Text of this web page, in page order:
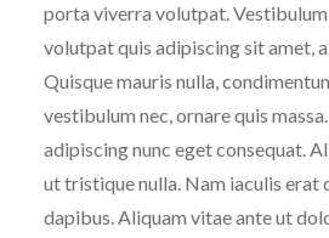
porta viverra volutpat.
volutpat quis adipiscing sit amet,
Quisque mauris nulla,
vestibulum nec, ornare quis
adipiscing nunc eget consequat.
ut tristique nulla. Nam iaculis erat
dapibus. Aliquam vitae ante ut